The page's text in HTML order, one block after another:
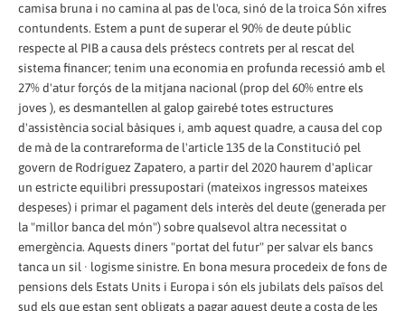
camisa bruna i no camina al pas de l'oca, sinó de la troica Són xifres
contundents. Estem a punt de superar el 90% de deute públic
respecte al PIB a causa dels préstecs contrets per al rescat del
sistema financer; tenim una economia en profunda recessió amb el
27% d'atur forçós de la mitjana nacional (prop del 60% entre els
joves ), es desmantellen al galop gairebé totes estructures
d'assistència social bàsiques i, amb aquest quadre, a causa del cop
de mà de la contrareforma de l'article 135 de la Constitució pel
govern de Rodríguez Zapatero, a partir del 2020 haurem d'aplicar
un estricte equilibri pressupostari (mateixos ingressos mateixes
despeses) i primar el pagament dels interès del deute (generada per
la "millor banca del món") sobre qualsevol altra necessitat o
emergència. Aquests diners "portat del futur" per salvar els bancs
tanca un sil · logisme sinistre. En bona mesura procedeix de fons de
pensions dels Estats Units i Europa i són els jubilats dels països del
sud els que estan sent obligats a pagar aquest deute a costa de les